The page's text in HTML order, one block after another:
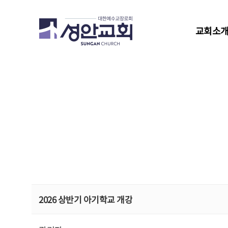
교회소
2026 상반기 아기학교 개강